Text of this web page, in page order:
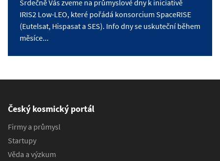
Srdečně Vás zveme na průmyslové dny k iniciativě
IRIS2 Low-LEO, které pořádá konsorcium SpaceRISE
(Eutelsat, Hispasat a SES). Info dny se uskuteční během
měsíce...
Český kosmický portál
Firmy a průmysl
Startupy
Věda a výzkum